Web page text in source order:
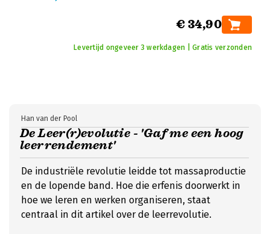
€ 34,90
Levertijd ongeveer 3 werkdagen | Gratis verzonden
De Leer(r)evolutie - 'Gaf me een hoog
leerrendement'
Han van der Pool
De industriële revolutie leidde tot massaproductie
en de lopende band. Hoe die erfenis doorwerkt in
hoe we leren en werken organiseren, staat
centraal in dit artikel over de leerrevolutie.